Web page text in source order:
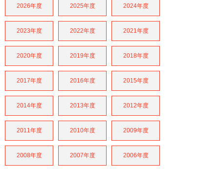
2026年度 2025年度 2024年度
2023年度 2022年度 2021年度
2020年度 2019年度 2018年度
2017年度 2016年度 2015年度
2014年度 2013年度 2012年度
2011年度 2010年度 2009年度
2008年度 2007年度 2006年度